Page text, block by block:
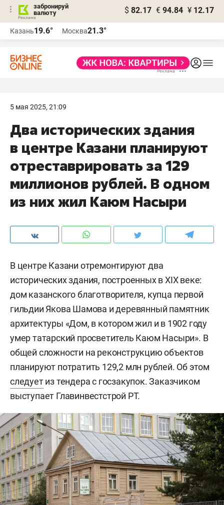
забронируй
валюту
$ 82.17 € 94.84 ¥ 12.17
Казань19.6° Москва21.3°
5 мая 2025, 21:09
Два исторических здания
в центре Казани планируют
отреставрировать за 129
миллионов рублей. В одном
из них жил Каюм Насыри
В центре Казани отремонтируют два
исторических здания, построенных в XIX веке:
дом казанского благотворителя, купца первой
гильдии Якова Шамова и деревянный памятник
архитектуры «Дом, в котором жил и в 1902 году
умер татарский просветитель Каюм Насыри». В
общей сложности на реконструкцию объектов
планируют потратить 129,2 млн рублей. Об этом
следуетиз тендера с госзакупок. Заказчиком
выступает Главинвестстрой РТ.